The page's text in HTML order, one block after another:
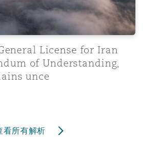
License for Iran
of Understanding,
unce
看所有解析